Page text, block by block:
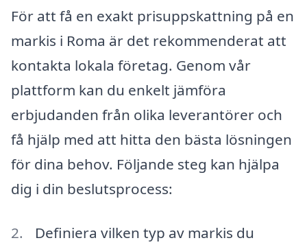
För att få en exakt prisuppskattning på en
markis i Roma är det rekommenderat att
kontakta lokala företag. Genom vår
plattform kan du enkelt jämföra
erbjudanden från olika leverantörer och
få hjälp med att hitta den bästa lösningen
för dina behov. Följande steg kan hjälpa
dig i din beslutsprocess:
Definiera vilken typ av markis du